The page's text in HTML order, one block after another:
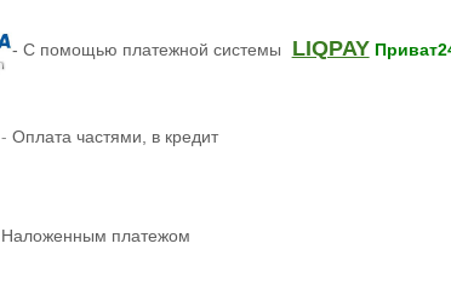
- С помощью платежной системы LIQPAY
- Оплата частями, в кредит
Наложенным платежом